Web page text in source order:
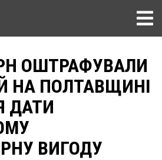
ОШТРАФУВАЛИ
НА ПОЛТАВЩИНІ
ДАТИ
ВИГОДУ